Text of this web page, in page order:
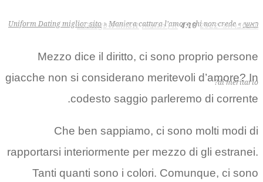
ראשי »
Uniform Dating miglior sito » Maniera cattura l’amore chi non crede
di meritarlo?
1 בפברואר 2022 4:18 אין תגובות zB3i6gbWmhSH
Mezzo dice il diritto, ci sono proprio persone
giacche non si considerano meritevoli d’amore? In
codesto saggio parleremo di corrente.
Che ben sappiamo, ci sono molti modi di
rapportarsi interiormente per mezzo di gli estranei.
Tanti quanti sono i colori. Comunque, ci sono